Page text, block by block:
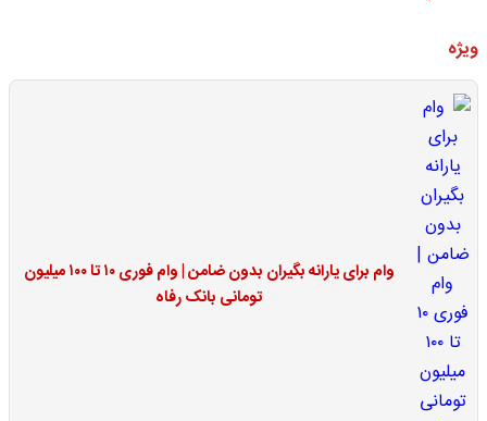
ویژه
وام برای یارانه بگیران بدون ضامن | وام فوری ۱۰ تا ۱۰۰ میلیون
تومانی بانک رفاه